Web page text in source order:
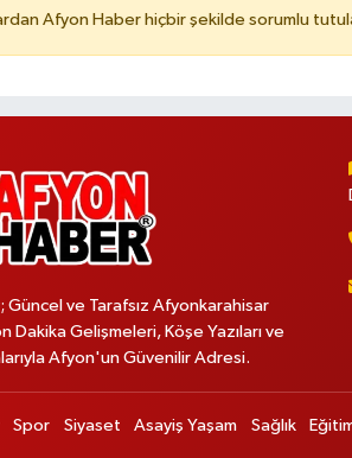
Afyon Haber hiçbir şekilde sorumlu
ve Tarafsız Afyonkarahisar
Dakika Gelişmeleri, Köşe Yazıları ve
Afyon'un Güvenilir Adresi.
Spor Siyaset Asayiş Yaşam Sağlık